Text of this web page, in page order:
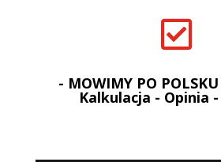

- MOWIMY PO
Kalkulacja - Opinia